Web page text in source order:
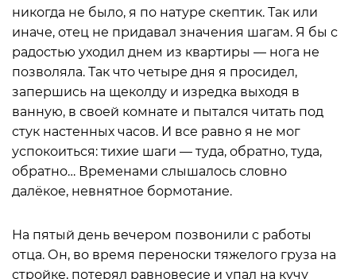
никогда не было, я по натуре скептик. Так или
иначе, отец не придавал значения шагам. Я бы с
радостью уходил днем из квартиры — нога не
позволяла. Так что четыре дня я просидел,
запершись на щеколду и изредка выходя в
ванную, в своей комнате и пытался читать под
стук настенных часов. И все равно я не мог
успокоиться: тихие шаги — туда, обратно, туда,
обратно… Временами слышалось словно
далёкое, невнятное бормотание.
На пятый день вечером позвонили с работы
отца. Он, во время переноски тяжелого груза на
стройке, потерял равновесие и упал на кучу